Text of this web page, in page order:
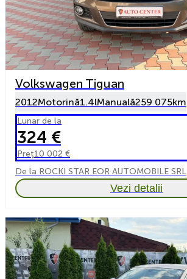
Volkswagen Tiguan
2012Motorină1.4lManuală259 075km
Lunar de la
324 €
Preț10 002 €
De la ROCKI STAR EOR AUTOMOBILE SRL
Vezi detalii